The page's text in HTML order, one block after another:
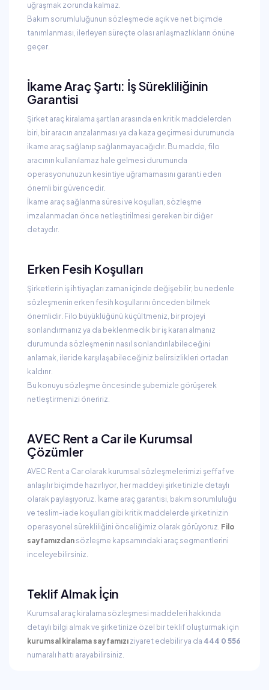
uğraşmak zorunda kalmaz.
Bakım sorumluluğunun sözleşmede açık ve net biçimde
tanımlanması, ilerleyen süreçte olası anlaşmazlıkların önüne
geçer.
İkame Araç Şartı: İş Sürekliliğinin
Garantisi
Şirket araç kiralama şartları arasında en kritik maddelerden
biri, bir aracın arızalanması ya da kaza geçirmesi durumunda
ikame araç sağlanıp sağlanmayacağıdır. Bu madde, filo
aracının kullanılamaz hale gelmesi durumunda
operasyonunuzun kesintiye uğramamasını garanti eden
önemli bir güvencedir.
İkame araç sağlanma süresi ve koşulları, sözleşme
imzalanmadan önce netleştirilmesi gereken bir diğer
detaydır.
Erken Fesih Koşulları
Şirketlerin iş ihtiyaçları zaman içinde değişebilir; bu nedenle
sözleşmenin erken fesih koşullarını önceden bilmek
önemlidir. Filo büyüklüğünü küçültmeniz, bir projeyi
sonlandırmanız ya da beklenmedik bir iş kararı almanız
durumunda sözleşmenin nasıl sonlandırılabileceğini
anlamak, ileride karşılaşabileceğiniz belirsizlikleri ortadan
kaldırır.
Bu konuyu sözleşme öncesinde şubemizle görüşerek
netleştirmenizi öneririz.
AVEC Rent a Car ile Kurumsal
Çözümler
AVEC Rent a Car olarak kurumsal sözleşmelerimizi şeffaf ve
anlaşılır biçimde hazırlıyor, her maddeyi şirketinizle detaylı
olarak paylaşıyoruz. İkame araç garantisi, bakım sorumluluğu
ve teslim-iade koşulları gibi kritik maddelerde şirketinizin
operasyonel sürekliliğini önceliğimiz olarak görüyoruz. Filo
sayfamızdan sözleşme kapsamındaki araç segmentlerini
inceleyebilirsiniz.
Teklif Almak İçin
Kurumsal araç kiralama sözleşmesi maddeleri hakkında
detaylı bilgi almak ve şirketinize özel bir teklif oluşturmak için
kurumsal kiralama sayfamızı ziyaret edebilir ya da 444 0 556
numaralı hattı arayabilirsiniz.